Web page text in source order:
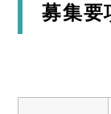
募集要